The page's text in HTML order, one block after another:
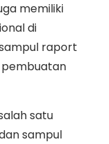
memiliki
di
raport
pembuatan
satu
sampul